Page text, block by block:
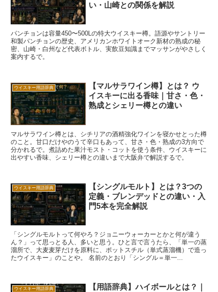
い・山崎との関係を解説
パンチョンは容量450〜500Lの特大ウイスキー樽。語源やサントリー
和製パンチョンの歴史、アメリカンホワイトオーク新材の熟成の秘
密、山崎・白州など代表ボトル、実飲豆知識までマッサンがやさしく
案内するで。
ウイスキー用語辞典
【マルサラワイン樽】とは？ ウ
イスキーに出る香味｜甘さ・色・
熟成とシェリー樽との違い
マルサラワイン樽とは、シチリアの酒精強化ワインを寝かせとった樽
のこと。甘口だけやのうて辛口もあって、甘さ・色・熟成の3方向で
分かれるで。煮詰めた果汁モスト・コットを使う条件、ウイスキーに
出やすい香味、シェリー樽との違いまで大阪弁で解説するで。
ウイスキー用語辞典
【シングルモルト】とは？3つの
定義・ブレンデッドとの違い・入
門5本を完全解説
「シングルモルトって何やろ？ジョニーウォーカーとかと何が違う
ん？」って思っとる人、多いと思う。ひと言で言うたら、「単一の蒸
溜所で、大麦麦芽だけを原料に、ポットスチル（単式蒸溜機）で造っ
たウイスキー」のことや。 名前のとおり「シングル＝単一...
ウイスキー用語辞典
【用語辞典】ハイボールとは？｜